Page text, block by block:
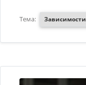
Тема: Зависимости